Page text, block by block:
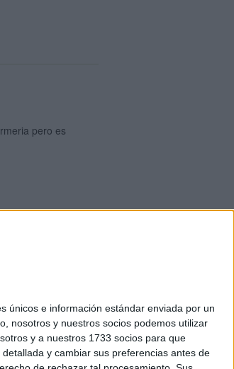
únicos e información estándar enviada por un
nosotros y nuestros socios podemos utilizar
y a nuestros 1733 socios para que
y cambiar sus preferencias antes de
pero es